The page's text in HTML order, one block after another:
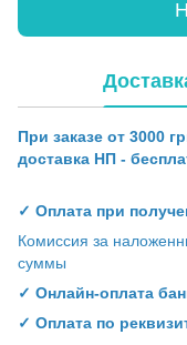
При заказе от 3000
доставка НП -
✓ Оплата при
Комиссия за
суммы
✓ Онлайн-оплата
✓ Оплата по